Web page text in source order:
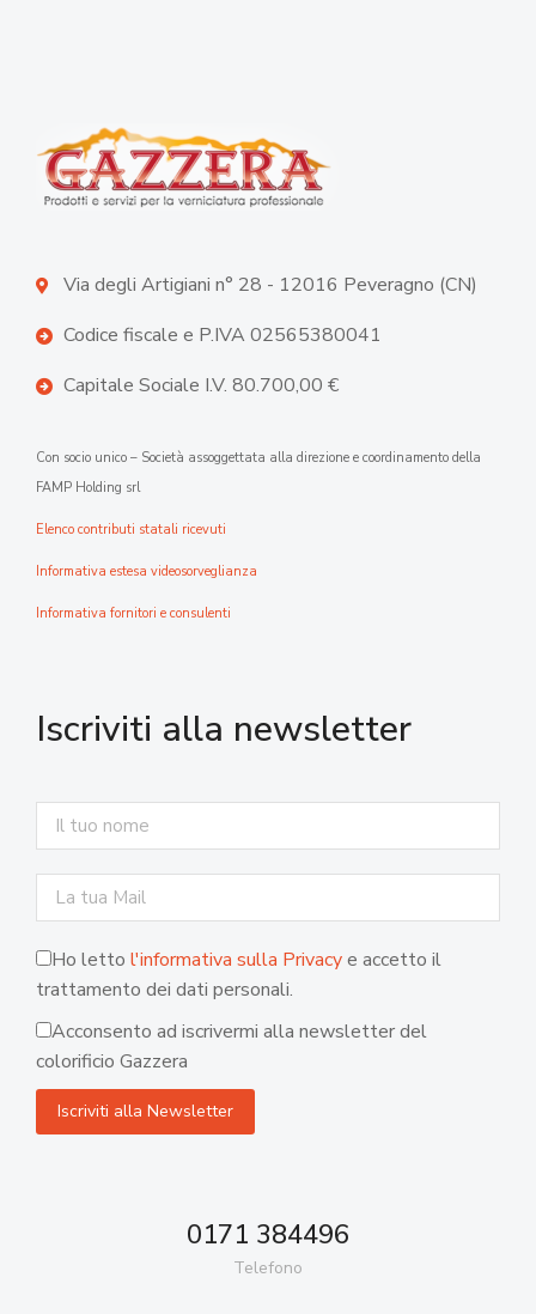
Via degli Artigiani n° 28 - 12016 Peveragno (CN)
Codice fiscale e P.IVA 02565380041
Capitale Sociale I.V. 80.700,00 €
Con socio unico – Società assoggettata alla direzione e coordinamento della
FAMP Holding srl
Elenco contributi statali ricevuti
Informativa estesa videosorveglianza
Informativa fornitori e consulenti
Iscriviti alla newsletter
Ho letto l'informativa sulla Privacye accetto il
trattamento dei dati personali.
Acconsento ad iscrivermi alla newsletter del
colorificio Gazzera
0171 384496
Telefono